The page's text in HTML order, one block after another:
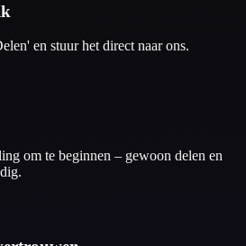
en stuur het direct naar ons.
om te beginnen – gewoon delen en